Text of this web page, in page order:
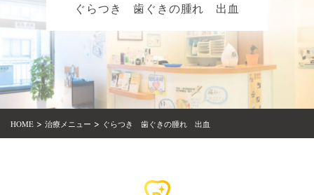
ぐらつき 歯ぐきの腫れ 出血
HOME > 治療メニュー > ぐらつき 歯ぐきの腫れ 出血